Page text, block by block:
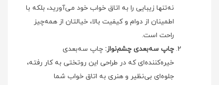
نه‌تنها زیبایی را به اتاق خواب خود می‌آورید، بلکه با
اطمینان از دوام و کیفیت بالا، خیالتان از همه‌چیز
راحت است.
چاپ سه‌بعدی چشم‌نواز: چاپ سه‌بعدی
خیره‌کننده‌ای که در طراحی این روتختی به کار رفته،
جلوه‌ای بی‌نظیر و هنری به اتاق خواب شما